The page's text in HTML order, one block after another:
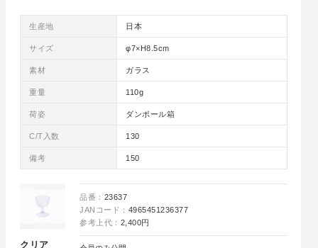
生産地 日本
サイズ φ7×H8.5cm
素材 ガラス
重量 110g
荷姿 ダンボール箱
C/T入数 130
備考 150
クリア
品番： 23637
JANコード： 4965451236377
参考上代： 2,400円